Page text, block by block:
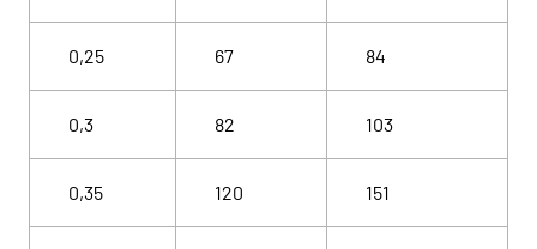
0,25 67 84
0,3 82 103
0,35 120 151